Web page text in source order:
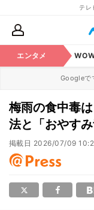
テレ
エンタメ
・CS番組
Googleで
梅雨の食中毒
法と「おやす
掲載日 2026/07/09